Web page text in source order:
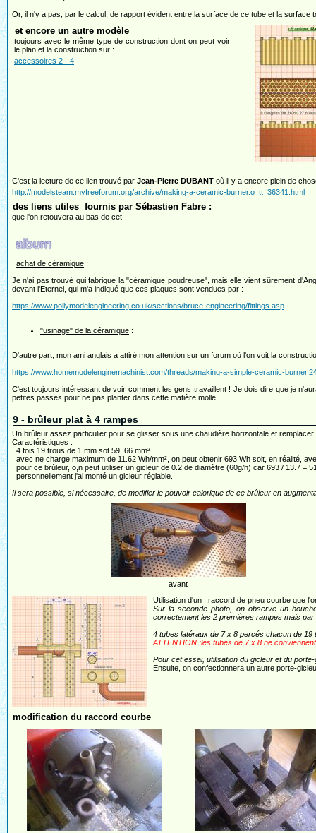
Or, il n'y a pas, par le calcul, de rapport évident entre la surface de ce tube et la surface
et encore un autre modèle
toujours avec le même type de construction dont on peut voir
le plan et la construction sur :
accessoires 2 - 4
C'est la lecture de ce lien trouvé par Jean-Pierre DUBANT où il y a encore plein de
http://modelsteam.myfreeforum.org/archive/making-a-ceramic-burner.o_tt_36341.html
des liens utiles fournis par Sébastien Fabre :
que l'on retouvera au bas de cet
achat de céramique :
Je n'ai pas trouvé qui fabrique la "céramique poudreuse", mais elle vient sûrement
devant l'Eternel, qui m'a indiqué que ces plaques sont vendues par :
https://www.pollymodelengineering.co.uk/sections/bruce-engineering/fittings.asp
"usinage" de la céramique :
D'autre part, mon ami anglais a attiré mon attention sur un forum où l'on voit la
https://www.homemodelenginemachinist.com/threads/making-a-simple-ceramic-
C'est toujours intéressant de voir comment les gens travaillent ! Je dois dire que je
petites passes pour ne pas planter dans cette matière molle !
9 - brûleur plat à 4 rampes
Un brûleur assez particulier pour se glisser sous une chaudière horizontale et
Caractéristiques :
. 4 fois 19 trous de 1 mm sot 59, 66 mm²
. avec ne charge maximum de 11.62 Wh/mm², on peut obtenir 693 Wh soit, en réalité,
. pour ce brûleur, o,n peut utiliser un gicleur de 0.2 de diamètre (60g/h) car 693 / 13.7 =
. personnellement j'ai monté un gicleur réglable.
Il sera possible, si nécessaire, de modifier le pouvoir calorique de ce brûleur en
avant
Utilisation d'un ::raccord de pneu courbe que
Sur la seconde photo, on observe un
correctement les 2 premières rampes mais par
4 tubes latéraux de 7 x 8 percés chacun de
ATTENTION :les tubes de 7 x 8 ne
Pour cet essai, utilisation du gicleur et du
Ensuite, on confectionnera un autre porte-
modification du raccord courbe